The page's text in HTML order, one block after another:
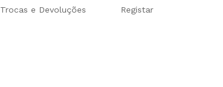
Trocas e Devoluções
Registar